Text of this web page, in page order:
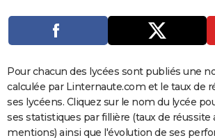
Dictionnaire
Biographies
Expressions
Proverbes
PROGRAMME TV
COPAINS D'AVANT
S'inscrire
Se connecter
Lycées
Collèges
Primaires
Universités
Entreprises
Service militaire
Avis de recherche
AVIS DE DÉCÈS
FORUM
Pour chacun des lycées sont publiés une
calculée par Linternaute.com et le taux de
ses lycéens. Cliquez sur le nom du lycée
ses statistiques par fillière (taux de réussite
mentions) ainsi que l'évolution de ses